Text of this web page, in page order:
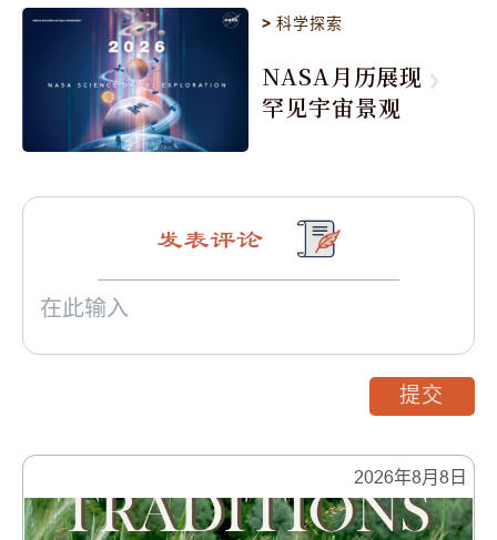
>科学探索
NASA月历展现
罕见宇宙景观
2026年8月8日
发表评论
提交